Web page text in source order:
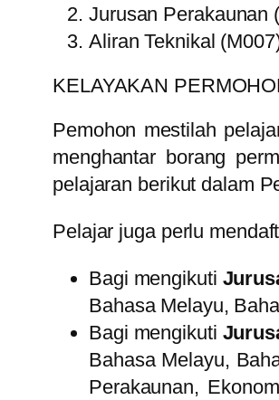
Jurusan Perakaunan
Aliran Teknikal
KELAYAKAN
Pemohon mestilah
menghantar borang
pelajaran berikut dalam
Pelajar juga perlu
Bagi mengikuti
Bahasa Melayu,
Bagi mengikuti
Bahasa Melayu,
Perakaunan,